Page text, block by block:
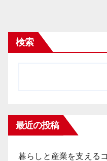
検索
最近の投稿
暮らしと産業を支える